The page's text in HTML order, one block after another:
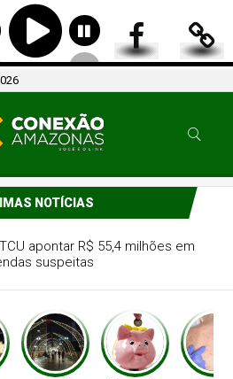
NOTÍCIAS
apontar R$ 55,4 milhões em
suspeitas